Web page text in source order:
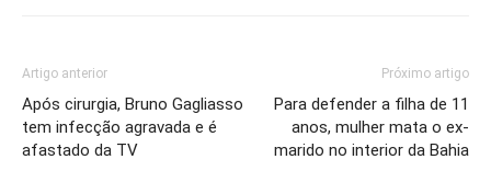
Artigo anterior
Após cirurgia, Bruno Gagliasso
tem infecção agravada e é
afastado da TV
Próximo artigo
Para defender a filha de 11
anos, mulher mata o ex-
marido no interior da Bahia